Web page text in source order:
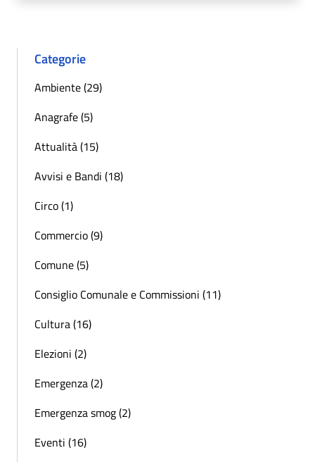
Categorie
Ambiente (29)
Anagrafe (5)
Attualità (15)
Avvisi e Bandi (18)
Circo (1)
Commercio (9)
Comune (5)
Consiglio Comunale e Commissioni (11)
Cultura (16)
Elezioni (2)
Emergenza (2)
Emergenza smog (2)
Eventi (16)